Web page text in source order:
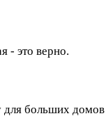
- это верно.
для больших